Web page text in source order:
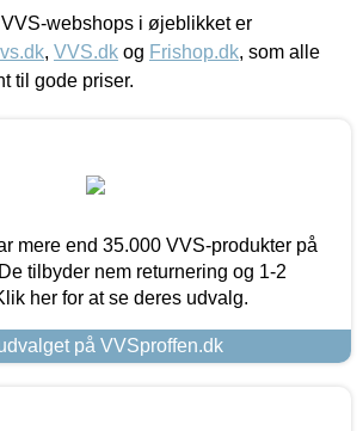
webshops i øjeblikket er
, VVS.dk og Frishop.dk, som alle
til gode priser.
mere end 35.000 VVS-produkter på
tilbyder nem returnering og 1-2
her for at se deres udvalg.
på VVSproffen.dk